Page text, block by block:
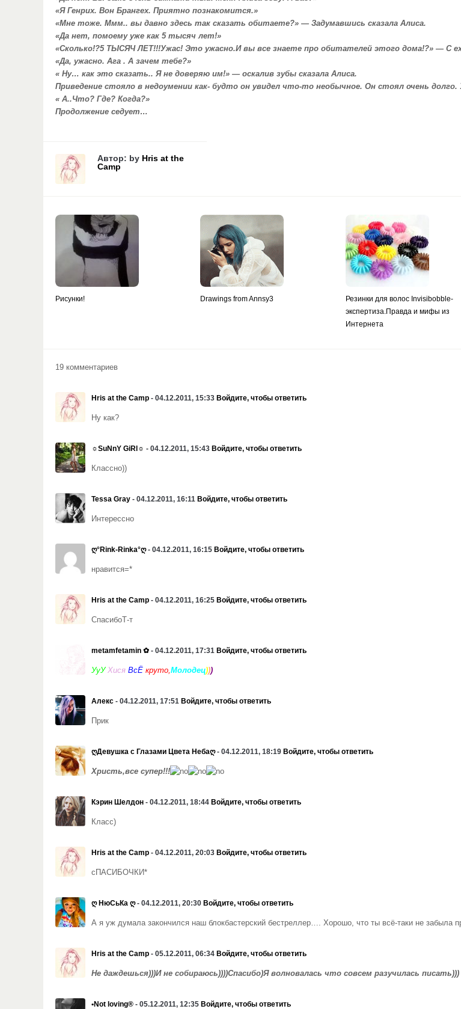
«Я Генрих. Вон Брангех. Приятно познакомится.»
«Мне тоже. Ммм.. вы давно здесь так сказать обитаете?» — Задумавшись сказала Алиса.
«Да нет, помоему уже как 5 тысяч лет!»
«Сколько!?5 ТЫСЯЧ ЛЕТ!!!Ужас! Это ужасно.И вы все знаете про обитателей этого дома!?» — С
«Да, ужасно. Ага . А зачем тебе?»
« Ну… как это сказать.. Я не доверяю им!» — оскалив зубы сказала Алиса.
Приведение стояло в недоумении как- будто он увидел что-то необычное. Он стоял очень долго.
« А..Что? Где? Когда?»
Продолжение седует…
Автор: by Hris at the
Camp
Рисунки! Drawings from Annsy3
Резинки для волос Invisibobble-
экспертиза.Правда и мифы из
Интернета
19 комментариев
Hris at the Camp - 04.12.2011, 15:33 Войдите, чтобы ответить
Ну как?
☼SuNnY GiRl☼ - 04.12.2011, 15:43 Войдите, чтобы ответить
Классно))
Tessa Gray - 04.12.2011, 16:11 Войдите, чтобы ответить
Интерессно
ღ°Rink-Rinka°ღ- 04.12.2011, 16:15 Войдите, чтобы ответить
нравится=*
Hris at the Camp - 04.12.2011, 16:25 Войдите, чтобы ответить
СпасибоТ-т
metamfetamin ✿ - 04.12.2011, 17:31 Войдите, чтобы ответить
УуУ Хися ВсЁ круто,Молодец)))
Алекс - 04.12.2011, 17:51 Войдите, чтобы ответить
Прик
ღДевушка с Глазами Цвета Небаღ- 04.12.2011, 18:19 Войдите, чтобы ответить
Христь,все супер!!!
Кэрин Шелдон - 04.12.2011, 18:44 Войдите, чтобы ответить
Класс)
Hris at the Camp - 04.12.2011, 20:03 Войдите, чтобы ответить
сПАСИБОЧКИ*
ღ НюСьКа ღ- 04.12.2011, 20:30 Войдите, чтобы ответить
А я уж думала закончился наш блокбастерский бестреллер…. Хорошо, что ты всё-таки не
Hris at the Camp - 05.12.2011, 06:34 Войдите, чтобы ответить
Не даждешься)))И не собираюсь))))Спасибо)Я волновалась что совсем разучилась писать)))
•Not loving® - 05.12.2011, 12:35 Войдите, чтобы ответить